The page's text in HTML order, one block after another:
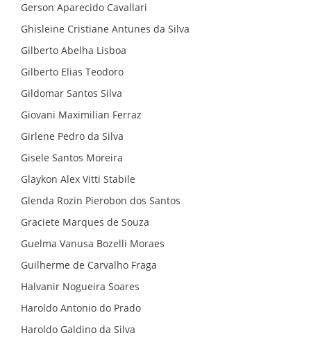
Gerson Aparecido Cavallari
Ghisleine Cristiane Antunes da Silva
Gilberto Abelha Lisboa
Gilberto Elias Teodoro
Gildomar Santos Silva
Giovani Maximilian Ferraz
Girlene Pedro da Silva
Gisele Santos Moreira
Glaykon Alex Vitti Stabile
Glenda Rozin Pierobon dos Santos
Graciete Marques de Souza
Guelma Vanusa Bozelli Moraes
Guilherme de Carvalho Fraga
Halvanir Nogueira Soares
Haroldo Antonio do Prado
Haroldo Galdino da Silva